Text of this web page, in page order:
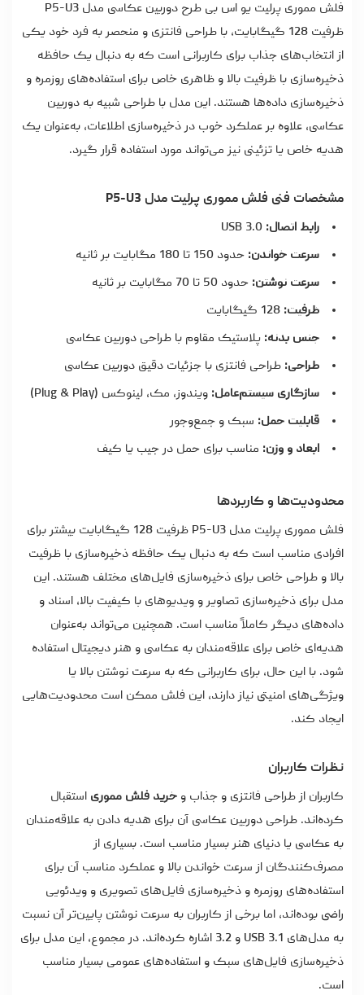
فلش مموری پرلیت یو اس بی طرح دوربین عکاسی مدل P5-U3
ظرفیت 128 گیگابایت، با طراحی فانتزی و منحصر به فرد خود یکی
از انتخاب‌های جذاب برای کاربرانی است که به دنبال یک حافظه
ذخیره‌سازی با ظرفیت بالا و ظاهری خاص برای استفاده‌های روزمره و
ذخیره‌سازی داده‌ها هستند. این مدل با طراحی شبیه به دوربین
عکاسی، علاوه بر عملکرد خوب در ذخیره‌سازی اطلاعات، به‌عنوان یک
هدیه خاص یا تزئینی نیز می‌تواند مورد استفاده قرار گیرد.
مشخصات فنی فلش مموری پرلیت مدل P5-U3
رابط اتصال:
سرعت خواندن: حدود 150 تا 180 مگابایت بر ثانیه
سرعت نوشتن: حدود 50 تا 70 مگابایت بر ثانیه
ظرفیت:
جنس بدنه: پلاستیک مقاوم با طراحی دوربین عکاسی
طراحی: طراحی فانتزی با جزئیات دقیق دوربین عکاسی
سازگاری سیستم‌عامل: ویندوز، مک، لینوکس (Plug & Play)
قابلیت حمل: سبک و جمع‌وجور
ابعاد و وزن: مناسب برای حمل در جیب یا کیف
محدودیت‌ها و کاربردها
فلش مموری پرلیت مدل P5-U3 ظرفیت 128 گیگابایت بیشتر برای
افرادی مناسب است که به دنبال یک حافظه ذخیره‌سازی با ظرفیت
بالا و طراحی خاص برای ذخیره‌سازی فایل‌های مختلف هستند. این
مدل برای ذخیره‌سازی تصاویر و ویدیوهای با کیفیت بالا، اسناد و
داده‌های دیگر کاملاً مناسب است. همچنین می‌تواند به‌عنوان
هدیه‌ای خاص برای علاقه‌مندان به عکاسی و هنر دیجیتال استفاده
شود. با این حال، برای کاربرانی که به سرعت نوشتن بالا یا
ویژگی‌های امنیتی نیاز دارند، این فلش ممکن است محدودیت‌هایی
ایجاد کند.
نظرات کاربران
کاربران از طراحی فانتزی و جذاب و خرید فلش مموری استقبال
کرده‌اند. طراحی دوربین عکاسی آن برای هدیه دادن به علاقه‌مندان
به عکاسی یا دنیای هنر بسیار مناسب است. بسیاری از
مصرف‌کنندگان از سرعت خواندن بالا و عملکرد مناسب آن برای
استفاده‌های روزمره و ذخیره‌سازی فایل‌های تصویری و ویدئویی
راضی بوده‌اند، اما برخی از کاربران به سرعت نوشتن پایین‌تر آن نسبت
به مدل‌های USB 3.1 و 3.2 اشاره کرده‌اند. در مجموع، این مدل برای
ذخیره‌سازی فایل‌های سبک و استفاده‌های عمومی بسیار مناسب
است.